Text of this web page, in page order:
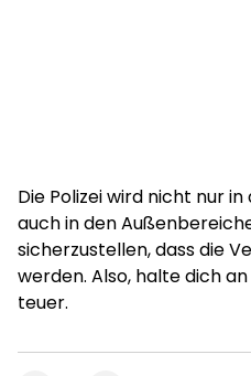
Die Polizei wird nicht nur
auch in den
sicherzustellen, dass die
werden. Also, halte dich
teuer.